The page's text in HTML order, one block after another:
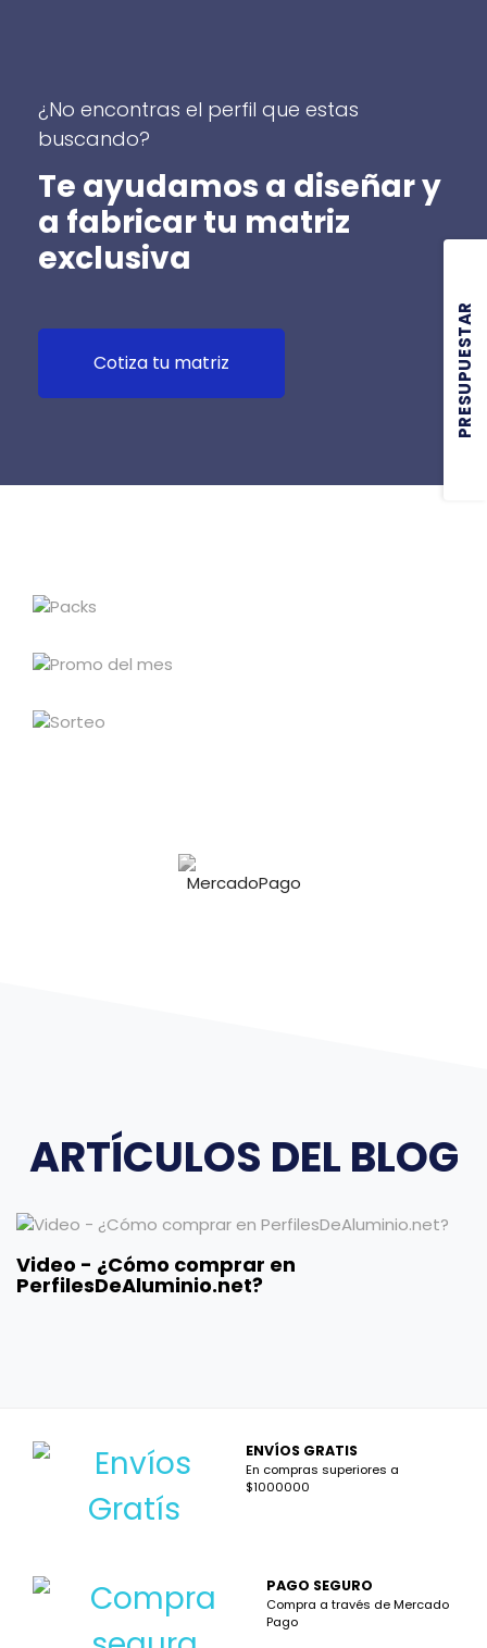
¿No encontras el perfil que estas
buscando?
Te ayudamos a diseñar y
a fabricar tu matriz
exclusiva
Cotiza tu matriz
ARTÍCULOS DEL BLOG
Video - ¿Cómo comprar en
PerfilesDeAluminio.net?
PRESUPUESTAR
ENVÍOS GRATIS
En compras superiores a
$1000000
PAGO SEGURO
Compra a través de Mercado
Pago